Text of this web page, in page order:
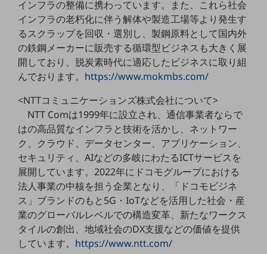
サービス・ソリューション
課題やニーズに合ったサービスをご紹介し、
中堅中小企業のビジネスをサポート！
お悩みから見つける
お悩みから見つけるTOP
モバイル・音声
バックオフィス
リモート・ハイブリッドワーク
セキュリティ
その他のお悩みはこちら
業界から見つける
業界から見つけるTOP
製造業
インフラの整備に携わっています。また、これら社会
インフラの老朽化に伴う解体や製造工場等より発生す
るスクラップを回収・選別し、製鋼原料として国内外
の鉄鋼メーカーに販売する循環型ビジネスも大きく展
開しており、脱炭素時代に適応したビジネスに取り組
んでおります。 https://www.mokmbs.com/
<NTTコミュニケーションズ株式会社について>
NTT Comは1999年に設立され、通信事業者ならで
はの高品質なインフラと技術を活かし、ネットワー
ク、クラウド、データセンター、アプリケーション、
セキュリティ、AIなどの多岐にわたるICTサービスを
展開しています。2022年にドコモグループにおける
法人事業の中核を担う企業となり、「ドコモビジネ
ス」ブランドのもと5G・IoTなどを活用した社会・産
業のグローバルレベルでの構造変革、新たなワークス
タイルの創出、地域社会のDX支援などの価値を提供
しています。 https://www.ntt.com/